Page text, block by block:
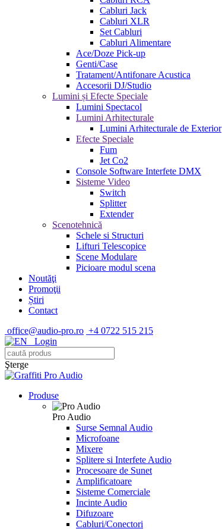
Cabluri Jack
Cabluri XLR
Set Cabluri
Cabluri Alimentare
Ace/Doze Pick-up
Genti/Case
Tratament/Antifonare Acustica
Accesorii DJ/Studio
Lumini și Efecte Speciale
Lumini Spectacol
Lumini Arhitecturale
Lumini Arhitecturale de Exterior
Efecte Speciale
Fum
Jet Co2
Console Software Interfete DMX
Sisteme Video
Switch
Splitter
Extender
Scenotehnică
Schele si Structuri
Lifturi Telescopice
Scene Modulare
Picioare modul scena
Noutăţi
Promoţii
Știri
Contact
office@audio-pro.ro +4 0722 515 215
Login
Şterge
Produse
Pro Audio
Surse Semnal Audio
Microfoane
Mixere
Splitere si Interfete Audio
Procesoare de Sunet
Amplificatoare
Sisteme Comerciale
Incinte Audio
Difuzoare
Cabluri/Conectori